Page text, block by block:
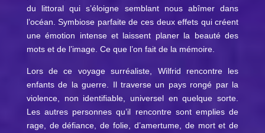
du littoral qui s’éloigne semblant nous abîmer dans
l’océan. Symbiose parfaite de ces deux effets qui créent
une émotion intense et laissent planer la beauté des
mots et de l’image. Ce que l’on fait de la mémoire.
Lors de ce voyage surréaliste, Wilfrid rencontre les
enfants de la guerre. Il traverse un pays rongé par la
violence, non identifiable, universel en quelque sorte.
Les autres personnes qu’il rencontre sont emplies de
rage, de défiance, de folie, d’amertume, de mort et de